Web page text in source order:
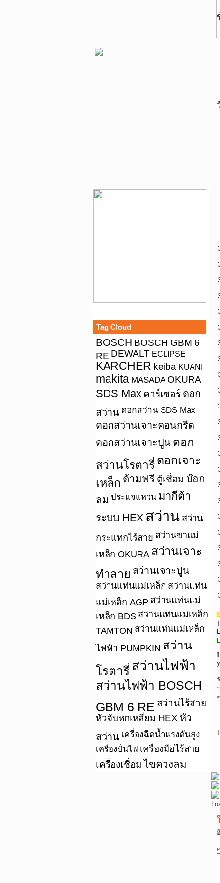
Tag Cloud
BOSCH BOSCH GBM 6
RE DEWALT ECLIPSE
KARCHER keiba KUANI
makita MASADA OKURA
SDS Max คาร์เซอร์ ดอก
สว่าน ดอกสว่าน SDS Max
ดอกสว่านเจาะคอนกรีต
ดอกสว่านเจาะปูน ดอก
สว่านโรตารี่ ดอกเจาะ
เหล็ก ด้ามฟรี ตู้เชื่อม บ๊อก
ลม ประแจแหวน มากีต้า
ระบบ HEX สว่าน สว่าน
กระแทกไร้สาย สว่านขาแม่
เหล็ก OKURA สว่านเจาะ
ทำลาย สว่านเจาะปูน
สว่านแท่นแม่เหล็ก สว่านแท่น
แม่เหล็ก AGP สว่านแท่นแม่
เหล็ก BDS สว่านแท่นแม่เหล็ก
TAMTON สว่านแท่นแม่เหล็ก
ไฟฟ้า PUMPKIN สว่าน
โรตารี่ สว่านไฟฟ้า
สว่านไฟฟ้า BOSCH
GBM 6 RE สว่านไร้สาย
หัวจับหกเหลี่ยม HEX หัว
สว่าน เครื่องฉีดน้ำแรงดันสูง
เครื่องปั่นไฟ เครื่องมือไร้สาย
เครื่องเชื่อม ไขควงลม
*